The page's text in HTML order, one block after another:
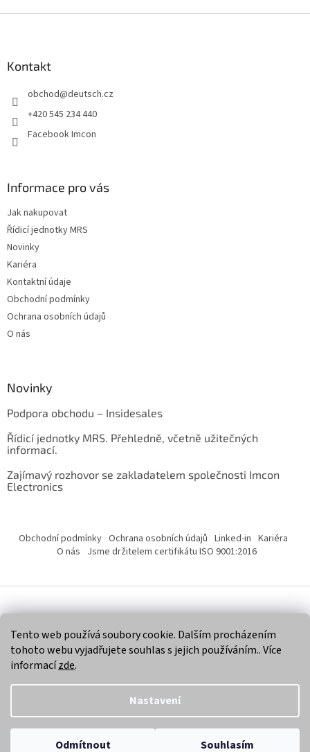
Tento web používá soubory cookie. Dalším procházením
tohoto webu vyjadřujete souhlas s jejich používáním.. Více
informacízde.
Nastavení
Odmítnout Souhlasím
Kontakt
obchod@deutsch.cz
+420 545 234 440
Facebook Imcon
Informace pro vás
Jak nakupovat
Řídicí jednotky MRS
Novinky
Kariéra
Kontaktní údaje
Obchodní podmínky
Ochrana osobních údajů
O nás
Novinky
Podpora obchodu – Insidesales
Řídicí jednotky MRS. Přehledně, včetně užitečných
informací.
Zajímavý rozhovor se zakladatelem společnosti Imcon
Electronics
Obchodní podmínky Ochrana osobních údajů Linked-in Kariéra
O nás Jsme držitelem certifikátu ISO 9001:2016
Copyright 2026